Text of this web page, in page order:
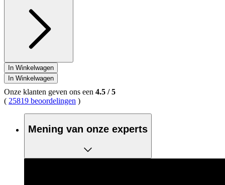
In Winkelwagen
In Winkelwagen
Onze klanten geven ons een 4.5 /5
( 25819 beoordelingen )
Mening van onze experts